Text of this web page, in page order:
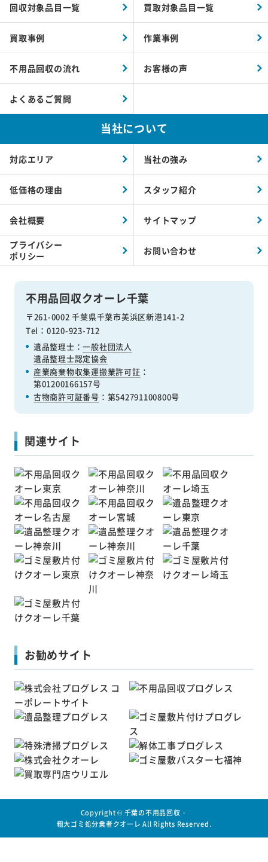
不用品回収クオーレ千葉
〒261-0002 千葉県千葉市美浜区新港141-2
Tel：0120-923-712
遺品整理士：一般社団法人
遺品整理士認定協会
産業廃棄物収集運搬業許可証 ：
第01200166157号
古物商許可証番号 ：第542791100800号
回収対象品目一覧 買取対象品目一覧
買取事例 作業事例
不用品回収の流れ お客様の声
よくあるご質問
当社について
対応エリア 当社の強み
低価格の理由 スタッフ紹介
会社概要 サイトマップ
プライバシー
ポリシー
お問い合わせ
関連サイト
お勧めサイト
Copyright © 千葉の不用品回収・
粗大ゴミ処分業者クオーレ All Rights Reserved.